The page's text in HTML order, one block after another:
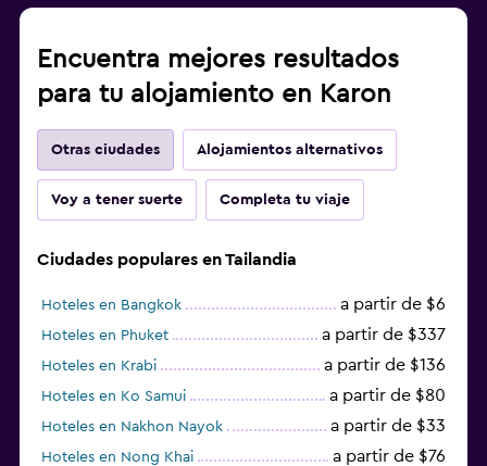
Encuentra mejores resultados
para tu alojamiento en Karon
Otras ciudades Alojamientos alternativos
Voy a tener suerte Completa tu viaje
Ciudades populares en Tailandia
Hoteles en Bangkok a partir de $6
Hoteles en Phuket a partir de $337
Hoteles en Krabi a partir de $136
Hoteles en Ko Samui a partir de $80
Hoteles en Nakhon Nayok a partir de $33
Hoteles en Nong Khai a partir de $76